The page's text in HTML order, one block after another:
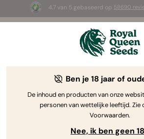
4.7 van 5 gebaseerd op 58690
3 White Widow Auto zaadjes
Ben je 18 jaar of
De inhoud en producten van onze
personen van wettelijke leeftijd. Zie
Voorwaarden.
Nee, ik ben geen